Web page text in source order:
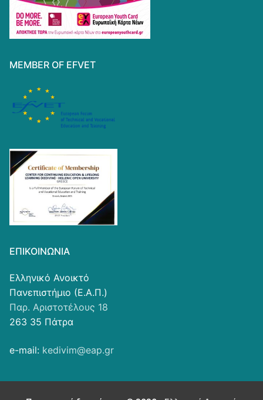
MEMBER OF EFVET
ΕΠΙΚΟΙΝΩΝΊΑ
Ελληνικό Ανοικτό
Πανεπιστήμιο (Ε.Α.Π.)
Παρ. Αριστοτέλους 18
263 35 Πάτρα
e-mail: kedivim@eap.gr